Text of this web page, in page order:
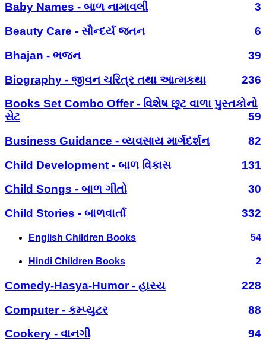
Baby Names - બાળ નામાવલી
3
Beauty Care - સૌન્દર્ય જતન
6
Bhajan - ભજન
39
Biography - જીવન ચરિત્ર તથા આત્મકથા
236
Books Set Combo Offer - વિશેષ છૂટ વાળા પુસ્તકોનો
સેટ
59
Business Guidance - વ્યવસાય માર્ગદર્શન
82
Child Development - બાળ વિકાસ
131
Child Songs - બાળ ગીતો
30
Child Stories - બાળવાર્તા
332
English Children Books 54
Hindi Children Books 2
Comedy-Hasya-Humor - હાસ્ય
228
Computer - કમ્પ્યુટર
88
Cookery - વાનગી
94